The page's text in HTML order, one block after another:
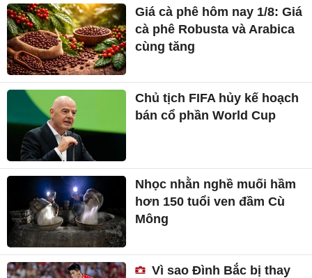
Giá cà phê hôm nay 1/8: Giá
cà phê Robusta và Arabica
cùng tăng
Chủ tịch FIFA hủy kế hoạch
bán cổ phần World Cup
Nhọc nhằn nghề muối hầm
hơn 150 tuổi ven đầm Cù
Mông
Vì sao Đình Bắc bị thay